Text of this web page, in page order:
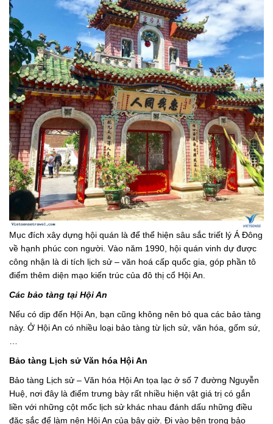
Mục đích xây dựng hội quán là để thể hiện sâu sắc triết lý Á Đông
về hạnh phúc con người. Vào năm 1990, hội quán vinh dự được
công nhận là di tích lịch sử – văn hoá cấp quốc gia, góp phần tô
điểm thêm diện mạo kiến trúc của đô thị cổ Hội An.
Các bảo tàng tại Hội An
Nếu có dịp đến Hội An, bạn cũng không nên bỏ qua các bảo tàng
này. Ở Hội An có nhiều loại bảo tàng từ lịch sử, văn hóa, gốm sứ,
Bảo tàng Lịch sử Văn hóa Hội An
Bảo tàng Lịch sử – Văn hóa Hội An tọa lạc ở số 7 đường Nguyễn
Huệ, nơi đây là điểm trưng bày rất nhiều hiện vật giá trị có gắn
liền với những cột mốc lịch sử khác nhau đánh dấu những điều
đặc sắc để làm nên Hội An của bây giờ. Đi vào bên trong bảo